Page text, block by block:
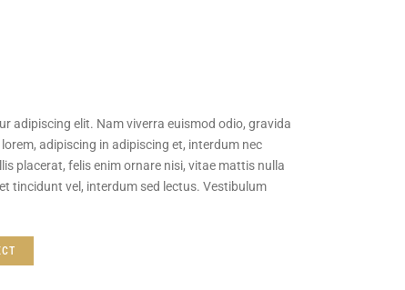
adipiscing elit. Nam viverra euismod odio, gravida
adipiscing in adipiscing et, interdum nec
placerat, felis enim ornare nisi, vitae mattis nulla
tincidunt vel, interdum sed lectus. Vestibulum